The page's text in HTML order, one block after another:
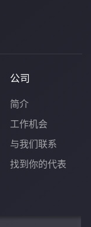
公司
简介
工作机会
与我们联系
找到你的代表